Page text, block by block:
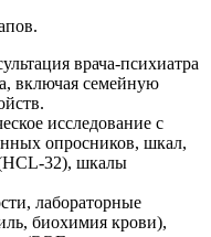
врача-психиатра
включая семейную
исследование с
опросников, шкал,
32), шкалы
лабораторные
биохимия крови),